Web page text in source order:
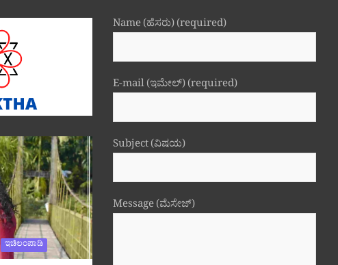
ಇಚಿಲಂಪಾಡಿ
Name (ಹೆಸರು) (required)
E-mail (ಇಮೇಲ್) (required)
Subject (ವಿಷಯ)
Message (ಮೆಸೇಜ್)